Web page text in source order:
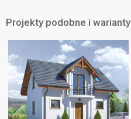
Projekty podobne i warianty